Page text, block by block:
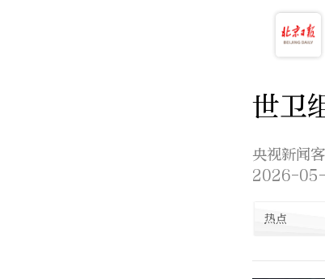
世卫
央视新闻
2026-
热点